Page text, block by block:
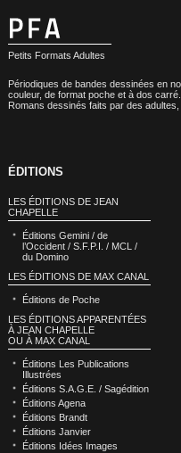
Petits Formats Adultes
Périodiques de bandes dessinées en
couleur, de format poche et à dos carré.
Romans dessinés faits par des
ÉDITIONS
LES ÉDITIONS DE JEAN
CHAPELLE
Éditions Gemini / de
l’Occident / S.F.P.I. / MCL /
du Domino
LES ÉDITIONS DE MAX CANAL
Éditions de Poche
LES ÉDITIONS APPARENTÉES
À JEAN CHAPELLE
OU À MAX CANAL
Éditions Les Publications
Illustrées
Éditions S.A.G.E. / Sagédition
Éditions Agena
Éditions Brandt
Éditions Janvier
Éditions Idées Images